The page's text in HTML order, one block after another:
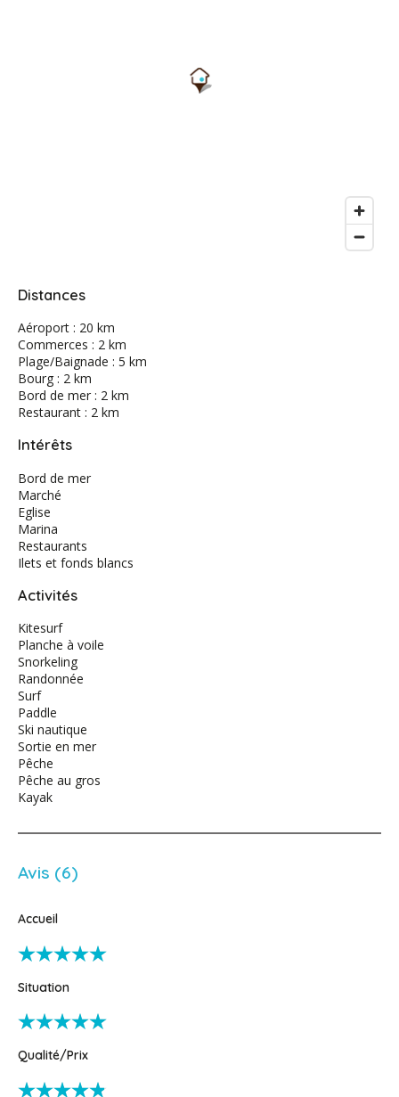
Distances
Aéroport : 20 km
Commerces : 2 km
Plage/Baignade : 5 km
Bourg : 2 km
Bord de mer : 2 km
Restaurant : 2 km
Intérêts
Bord de mer
Marché
Eglise
Marina
Restaurants
Ilets et fonds blancs
Activités
Kitesurf
Planche à voile
Snorkeling
Randonnée
Surf
Paddle
Ski nautique
Sortie en mer
Pêche
Pêche au gros
Kayak
Avis (6)
Accueil
Situation
Qualité/Prix